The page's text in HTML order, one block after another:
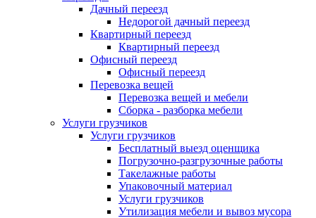
Дачный переезд
Недорогой дачный переезд
Квартирный переезд
Квартирный переезд
Офисный переезд
Офисный переезд
Перевозка вещей
Перевозка вещей и мебели
Сборка - разборка мебели
Услуги грузчиков
Услуги грузчиков
Бесплатный выезд оценщика
Погрузочно-разгрузочные работы
Такелажные работы
Упаковочный материал
Услуги грузчиков
Утилизация мебели и вывоз мусора